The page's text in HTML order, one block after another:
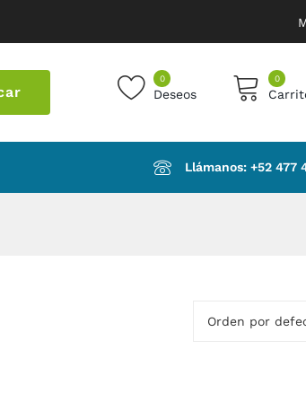
0
Deseos
0
No products in the cart.
Llámanos: ‪+52 477
Orden por